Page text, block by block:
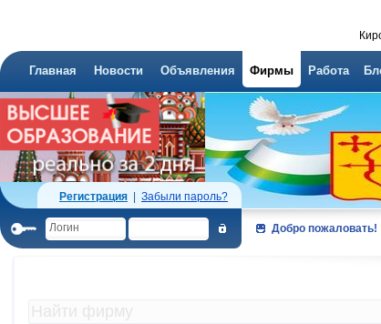
Главная Новости Объявления Фирмы Работа
Регистрация Забыли пароль?
Добро пожаловать!